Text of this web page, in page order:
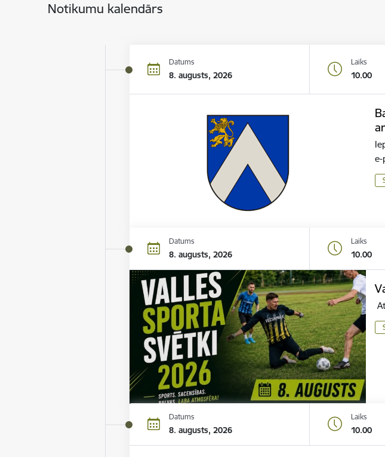
Notikumu kalendārs
Datums
8. augusts, 2026
Laiks
10.00
e-
Datums
8. augusts, 2026
Laiks
10.00
Datums
8. augusts, 2026
Laiks
10.00